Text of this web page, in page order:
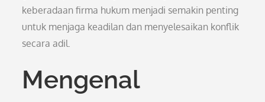
keberadaan firma hukum menjadi semakin penting
untuk menjaga keadilan dan menyelesaikan konflik
secara adil.
Mengenal